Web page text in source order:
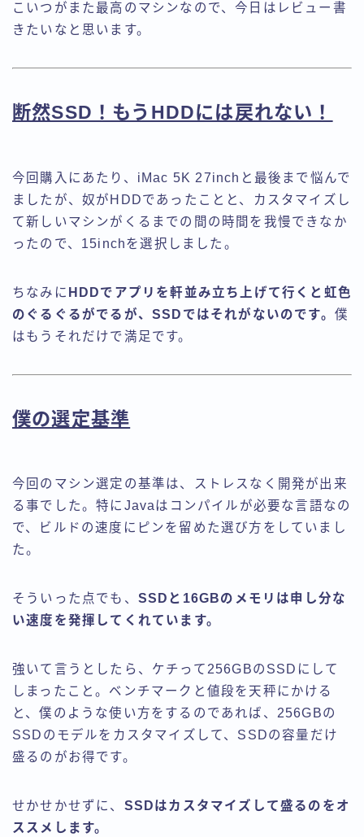
こいつがまた最高のマシンなので、今日はレビュー書
きたいなと思います。
断然SSD！もうHDDには戻れない！
今回購入にあたり、iMac 5K 27inchと最後まで悩んで
ましたが、奴がHDDであったことと、カスタマイズし
て新しいマシンがくるまでの間の時間を我慢できなか
ったので、15inchを選択しました。
ちなみに HDDでアプリを軒並み立ち上げて行くと虹色
のぐるぐるがでるが、SSDではそれがないのです。 僕
はもうそれだけで満足です。
僕の選定基準
今回のマシン選定の基準は、ストレスなく開発が出来
る事でした。特にJavaはコンパイルが必要な言語なの
で、ビルドの速度にピンを留めた選び方をしていまし
た。
そういった点でも、 SSDと16GBのメモリは申し分な
い速度を発揮してくれています。
強いて言うとしたら、ケチって256GBのSSDにして
しまったこと。ベンチマークと値段を天秤にかける
と、僕のような使い方をするのであれば、256GBの
SSDのモデルをカスタマイズして、SSDの容量だけ
盛るのがお得です。
せかせかせずに、 SSDはカスタマイズして盛るのをオ
ススメします。